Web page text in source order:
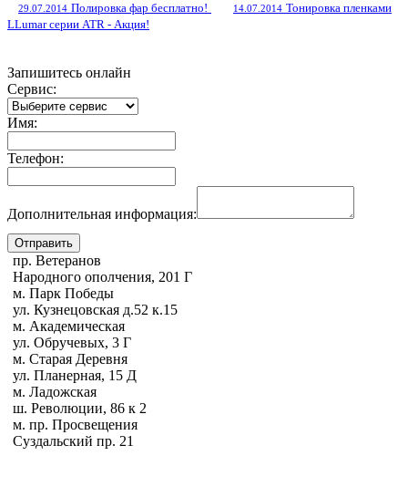
29.07.2014 Полировка фар бесплатно! 14.07.2014 Тонировка пленками
LLumar серии ATR - Акция!
Запишитесь онлайн
Сервис:
Имя:
Телефон:
Дополнительная информация:
пр. Ветеранов
Народного ополчения, 201 Г
м. Парк Победы
ул. Кузнецовская д.52 к.15
м. Академическая
ул. Обручевых, 3 Г
м. Старая Деревня
ул. Планерная, 15 Д
м. Ладожская
ш. Революции, 86 к 2
м. пр. Просвещения
Суздальский пр. 21